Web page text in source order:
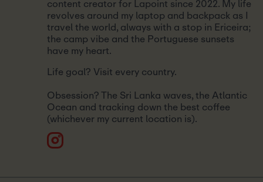
content creator for Lapoint since 2022. My life
revolves around my laptop and backpack as I
travel the world, always with a stop in Ericeira;
the camp vibe and the Portuguese sunsets
have my heart.
Life goal? Visit every country.
Obsession? The Sri Lanka waves, the Atlantic
Ocean and tracking down the best coffee
(whichever my current location is).